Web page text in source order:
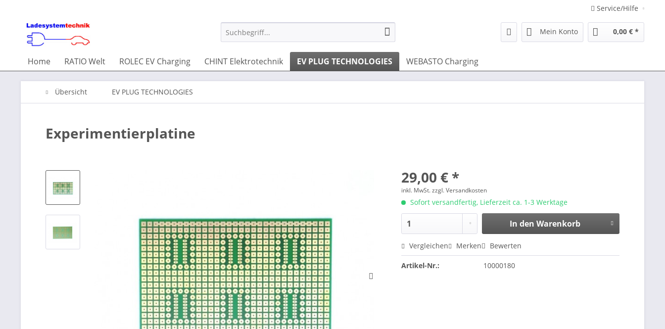
Service/Hilfe
Mein Konto 0,00 € *
Home RATIO Welt ROLEC EV Charging CHINT Elektrotechnik EV PLUG TECHNOLOGIES WEBASTO Charging
Übersicht EV PLUG TECHNOLOGIES
Experimentierplatine
29,00 € *
inkl. MwSt.zzgl. Versandkosten
Sofort versandfertig, Lieferzeit ca. 1-3 Werktage
In den Warenkorb
Vergleichen Merken Bewerten
Artikel-Nr.: 10000180